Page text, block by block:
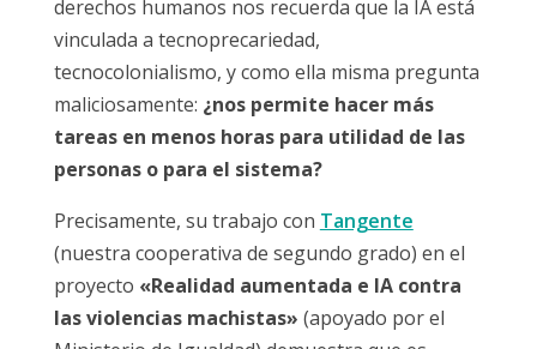
derechos humanos nos recuerda que la IA está
vinculada a tecnoprecariedad,
tecnocolonialismo, y como ella misma pregunta
maliciosamente: ¿nos permite hacer más
tareas en menos horas para utilidad de las
personas o para el sistema?
Precisamente, su trabajo con Tangente
(nuestra cooperativa de segundo grado) en el
proyecto «Realidad aumentada e IA contra
las violencias machistas» (apoyado por el